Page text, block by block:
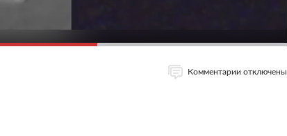
Комментарии отключены